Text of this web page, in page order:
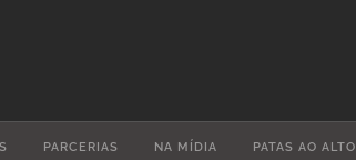
PARCERIAS NA MÍDIA PATAS AO ALTO